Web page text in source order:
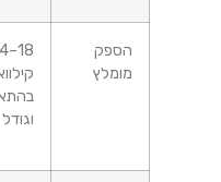
בהתאם לבידוד
וגודל החלל